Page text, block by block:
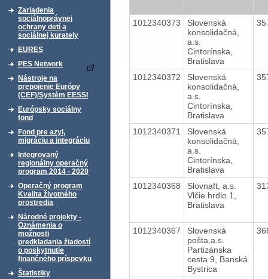
Zariadenia
sociálnoprávnej
ochrany detí a
sociálnej kurately
EURES
PES Network
Nástroje na
prepojenie Európy
(CEF)/Systém EESSI
Európsky sociálny
fond
Fond pre azyl,
migráciu a integráciu
Integrovaný
regionálny operačný
program 2014 - 2020
Operačný program
Kvalita životného
prostredia
Národné projekty -
Oznámenia o
možnosti
predkladania žiadostí
o poskytnutie
finančného príspevku
Štatistiky
1012340373
Slovenská
konsolidačná,
a.s.
Cintorínska,
Bratislava
1012340372
Slovenská
konsolidačná,
a.s.
Cintorínska,
Bratislava
1012340371
Slovenská
konsolidačná,
a.s.
Cintorínska,
Bratislava
1012340368
Slovnaft, a.s.
Vlčie hrdlo 1,
Bratislava
1012340367
Slovenská
pošta,a.s.
Partizánska
cesta 9, Banská
Bystrica